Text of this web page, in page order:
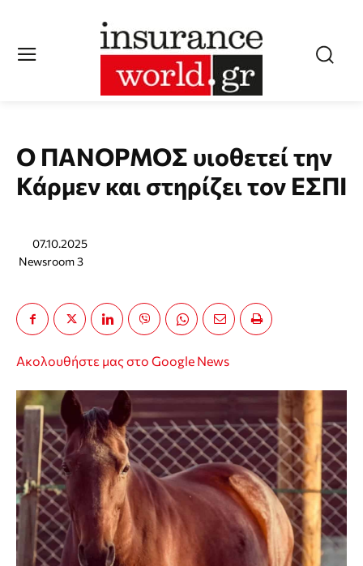
Ο ΠΑΝΟΡΜΟΣ υιοθετεί την
Κάρμεν και στηρίζει τον ΕΣΠΙ
07.10.2025
Newsroom 3
Ακολουθήστε μας στο Google News